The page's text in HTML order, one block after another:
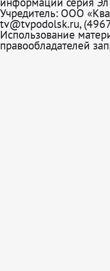
Учредитель: ООО
tv@tvpodolsk.ru,
Использование
правообладателей